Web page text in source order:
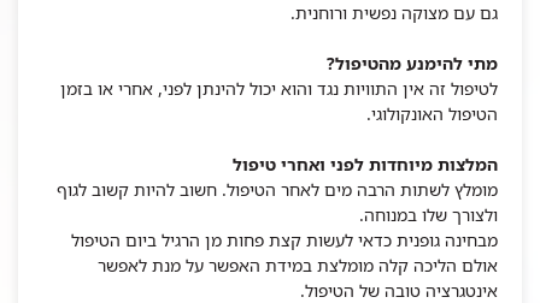
גם עם מצוקה נפשית ורוחנית.
מתי להימנע מהטיפול?
לטיפול זה אין התוויות נגד והוא יכול להינתן לפני, אחרי או בזמן
הטיפול האונקולוגי.
המלצות מיוחדות לפני ואחרי טיפול
מומלץ לשתות הרבה מים לאחר הטיפול. חשוב להיות קשוב לגוף
ולצורך שלו במנוחה.
מבחינה גופנית כדאי לעשות קצת פחות מן הרגיל ביום הטיפול
אולם הליכה קלה מומלצת במידת האפשר על מנת לאפשר
אינטגרציה טובה של הטיפול.